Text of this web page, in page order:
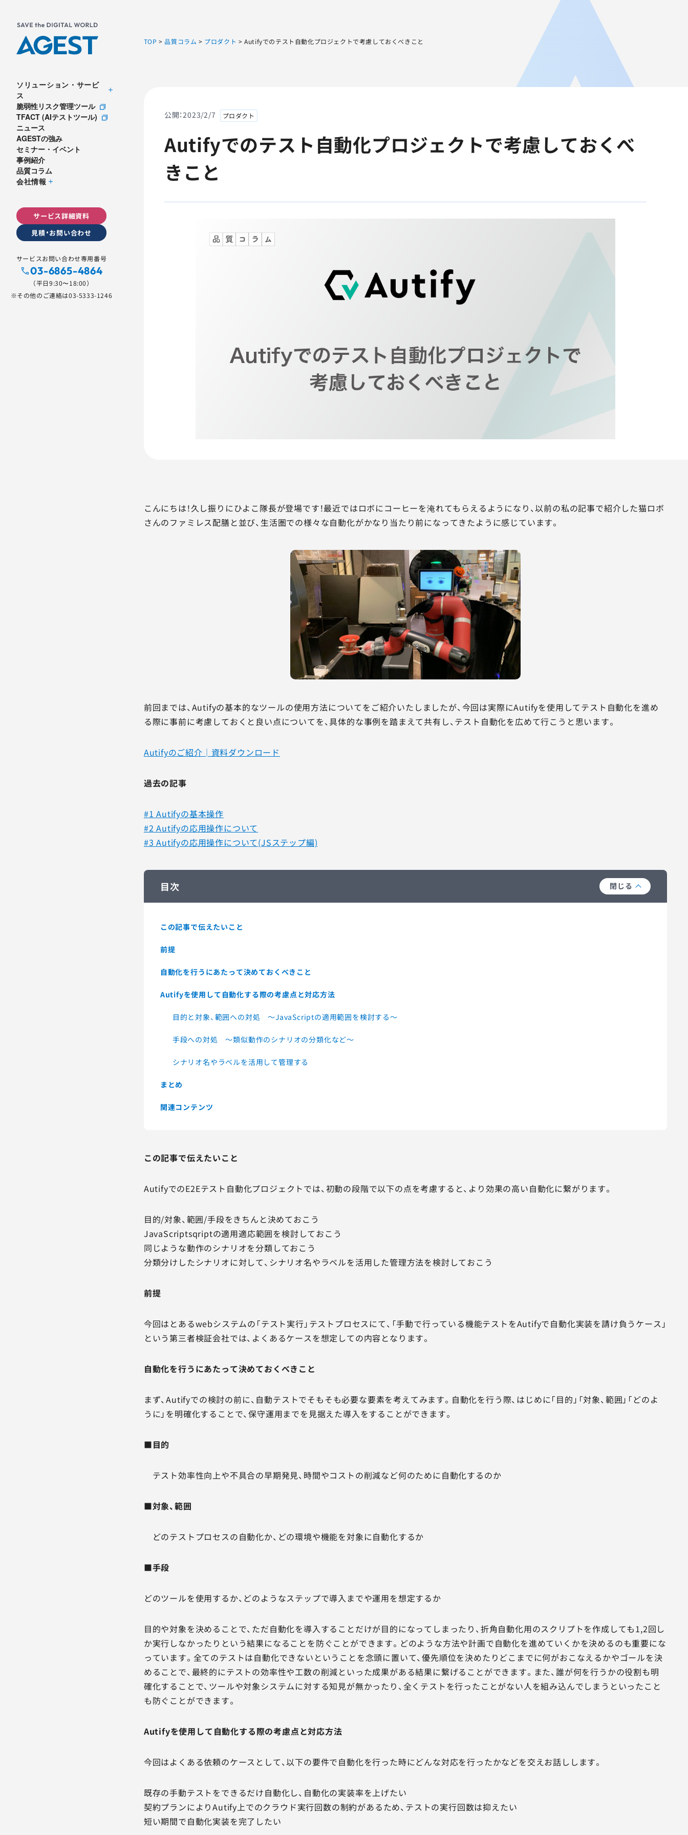
ソリューション・サービ
ス
脆弱性リスク管理ツール
TFACT (AIテストツール)
ニュース
AGESTの強み
セミナー・イベント
事例紹介
品質コラム
会社情報
サービス詳細資料
見積・お問い合わせ
サービスお問い合わせ専用番号
03-6865-4864
（平日9:30〜18:00）
※その他のご連絡は03-5333-1246
TOP > 品質コラム > プロダクト >Autifyでのテスト自動化プロジェクトで考慮しておくべきこと
公開：2023/2/7 プロダクト
Autifyでのテスト自動化プロジェクトで考慮しておくべ
きこと
こんにちは！久し振りにひよこ隊長が登場です！最近ではロボにコーヒーを淹れてもらえるようになり、以前の私の記事で紹介した猫ロボ
さんのファミレス配膳と並び、生活圏での様々な自動化がかなり当たり前になってきたように感じています。
前回までは、Autifyの基本的なツールの使用方法についてをご紹介いたしましたが、今回は実際にAutifyを使用してテスト自動化を進め
る際に事前に考慮しておくと良い点についてを、具体的な事例を踏まえて共有し、テスト自動化を広めて行こうと思います。
Autifyのご紹介│資料ダウンロード
過去の記事
#1 Autifyの基本操作
#2 Autifyの応用操作について
#3 Autifyの応用操作について(JSステップ編)
目次 閉じる
この記事で伝えたいこと
前提
自動化を行うにあたって決めておくべきこと
Autifyを使用して自動化する際の考慮点と対応方法
目的と対象、範囲への対処 ～JavaScriptの適用範囲を検討する～
手段への対処 ～類似動作のシナリオの分類化など～
シナリオ名やラベルを活用して管理する
まとめ
関連コンテンツ
この記事で伝えたいこと
AutifyでのE2Eテスト自動化プロジェクトでは、初動の段階で以下の点を考慮すると、より効果の高い自動化に繋がります。
目的/対象、範囲/手段をきちんと決めておこう
JavaScriptsqriptの適用適応範囲を検討しておこう
同じような動作のシナリオを分類しておこう
分類分けしたシナリオに対して、シナリオ名やラベルを活用した管理方法を検討しておこう
前提
今回はとあるwebシステムの「テスト実行」テストプロセスにて、「手動で行っている機能テストをAutifyで自動化実装を請け負うケース」
という第三者検証会社では、よくあるケースを想定しての内容となります。
自動化を行うにあたって決めておくべきこと
まず、Autifyでの検討の前に、自動テストでそもそも必要な要素を考えてみます。自動化を行う際、はじめに「目的」「対象、範囲」「どのよ
うに」を明確化することで、保守運用までを見据えた導入をすることができます。
■目的
テスト効率性向上や不具合の早期発見、時間やコストの削減など何のために自動化するのか
■対象、範囲
どのテストプロセスの自動化か、どの環境や機能を対象に自動化するか
■手段
どのツールを使用するか、どのようなステップで導入までや運用を想定するか
目的や対象を決めることで、ただ自動化を導入することだけが目的になってしまったり、折角自動化用のスクリプトを作成しても1,2回し
か実行しなかったりという結果になることを防ぐことができます。どのような方法や計画で自動化を進めていくかを決めるのも重要にな
っています。全てのテストは自動化できないということを念頭に置いて、優先順位を決めたりどこまでに何がおこなえるかやゴールを決
めることで、最終的にテストの効率性や工数の削減といった成果がある結果に繋げることができます。また、誰が何を行うかの役割も明
確化することで、ツールや対象システムに対する知見が無かったり、全くテストを行ったことがない人を組み込んでしまうといったこと
も防ぐことができます。
Autifyを使用して自動化する際の考慮点と対応方法
今回はよくある依頼のケースとして、以下の要件で自動化を行った時にどんな対応を行ったかなどを交えお話しします。
既存の手動テストをできるだけ自動化し、自動化の実装率を上げたい
契約プランによりAutify上でのクラウド実行回数の制約があるため、テストの実行回数は抑えたい
短い期間で自動化実装を完了したい